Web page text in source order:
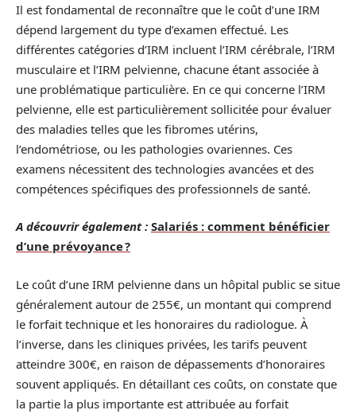
Il est fondamental de reconnaître que le coût d’une IRM
dépend largement du type d’examen effectué. Les
différentes catégories d’IRM incluent l’IRM cérébrale, l’IRM
musculaire et l’IRM pelvienne, chacune étant associée à
une problématique particulière. En ce qui concerne l’IRM
pelvienne, elle est particulièrement sollicitée pour évaluer
des maladies telles que les fibromes utérins,
l’endométriose, ou les pathologies ovariennes. Ces
examens nécessitent des technologies avancées et des
compétences spécifiques des professionnels de santé.
A découvrir également : Salariés : comment bénéficier
d’une prévoyance ?
Le coût d’une IRM pelvienne dans un hôpital public se situe
généralement autour de 255€, un montant qui comprend
le forfait technique et les honoraires du radiologue. À
l’inverse, dans les cliniques privées, les tarifs peuvent
atteindre 300€, en raison de dépassements d’honoraires
souvent appliqués. En détaillant ces coûts, on constate que
la partie la plus importante est attribuée au forfait